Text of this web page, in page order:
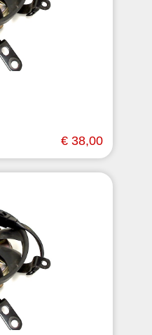
€ 38,00